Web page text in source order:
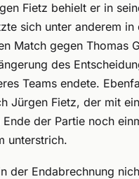
Fietz behielt er in
sich unter anderem in
Match gegen Thomas
des
Teams endete.
Jürgen Fietz, der mit
der Partie noch
unterstrich.
der Endabrechnung